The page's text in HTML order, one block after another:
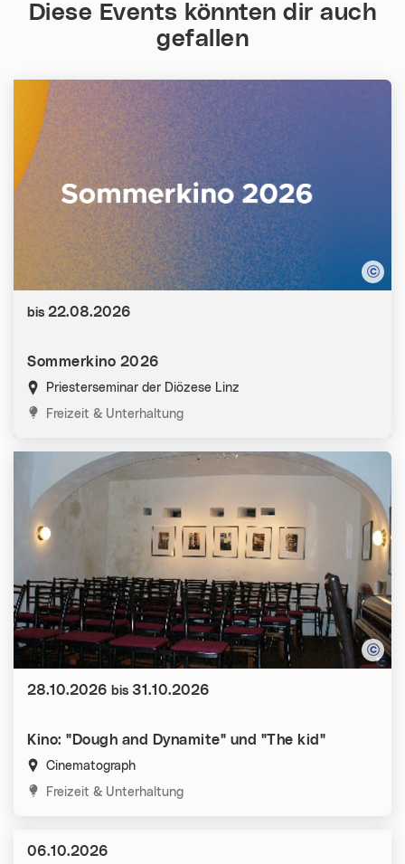
Diese Events könnten dir auch
gefallen
Sommerkino 2026
Priesterseminar der Diözese Linz
Kategorien:
Freizeit & Unterhaltung
Datum:
bis 22.08.2026
Kino: "Dough and Dynamite" und "The kid"
Cinematograph
Kategorien:
Freizeit & Unterhaltung
Datum:
28.10.2026 bis 31.10.2026
Datum:
06.10.2026